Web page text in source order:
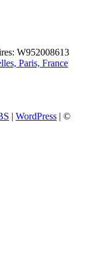
W952008613
Paris, France
| WordPress | ©